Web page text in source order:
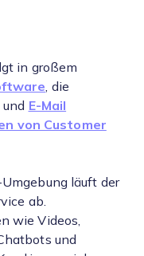
in großem
, die
E-Mail
von Customer
läuft der
ab.
wie Videos,
und